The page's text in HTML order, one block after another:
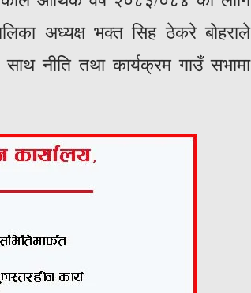
अध्यक्ष भक्त सिह ठेकरे बाेहराले
साथ नीति तथा कार्यक्रम गाउँ सभामा